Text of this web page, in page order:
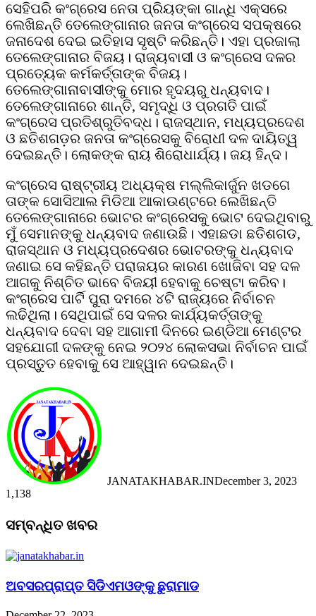
ସେହିପରି କଂଗ୍ରେସ ନେତା ପ୍ରିୟଙ୍କା ଗାନ୍ଧି ଏକ୍ସରେ
ଲେଖିଛନ୍ତି ତେଲେଙ୍ଗାନାର ଜନତା କଂଗ୍ରେସ ସପକ୍ଷରେ
ଜନାଦେଶ ଦେଇ ଇତିହାସ ସୃଷ୍ଟି କରିଛନ୍ତି। ଏହା ପ୍ରଜାଲା
ତେଲେଙ୍ଗାନାର ବିଜୟ। ରାଜ୍ୟବାସୀ ଓ କଂଗ୍ରେସ ଦଳର
ପ୍ରତ୍ୟେକ କର୍ମକର୍ତ୍ତାଙ୍କ ବିଜୟ।
ତେଲେଙ୍ଗାନାବାସୀଙ୍କୁ ମୋର ହୃଦୟରୁ ଧନ୍ୟବାଦ।
ତେଲେଙ୍ଗାନାରେ ଶାନ୍ତି, ସମୃଦ୍ଧି ଓ ପ୍ରଗତି ପାଇଁ
କଂଗ୍ରେସ ପ୍ରତିଶ୍ରୁତିବଦ୍ଧ। ରାଜସ୍ଥାନ, ମଧ୍ୟପ୍ରଦେଶ
ଓ ଛତିଶଗଡ଼ର ଜନତା କଂଗ୍ରେସକୁ ବିରୋଧୀ ଦଳ ଦାୟିତ୍ୱ
ଦେଇଛନ୍ତି। ଲୋକଙ୍କ ରାୟ ଶିରୋଧାର୍ଯ୍ୟ। ଜୟ ହିନ୍ଦ।
କଂଗ୍ରେସ ରାଷ୍ଟ୍ରୀୟ ଅଧ୍ୟକ୍ଷ ମଲ୍ଲିକାର୍ଜୁନ ଖଡଗେ
ତାଙ୍କ ସୋସିଆଲ ମିଡିଆ ଆକାଉଣ୍ଟରେ ଲେଖିଛନ୍ତି
ତେଲେଙ୍ଗାନାରେ ଭୋଟର କଂଗ୍ରେସକୁ ଭୋଟ ଦେଇଥିବାରୁ
ମୁଁ ସେମାନଙ୍କୁ ଧନ୍ୟବାଦ ଜଣାଉଛି। ଏହାଛଡା ଛତିଶଗଡ,
ରାଜସ୍ଥାନ ଓ ମଧ୍ୟପ୍ରଦେଶର ଭୋଟରଙ୍କୁ ଧନ୍ୟବାଦ
ଜଣାଇ ସେ କହିଛନ୍ତି ପରାଜୟର କାରଣ ଖୋଜିବା ସହ ଦଳ
ଆଗକୁ ନିଶ୍ଚିତ ଭାବେ ବିଜୟୀ ହେବାକୁ ଚେଷ୍ଟା କରିବ।
କଂଗ୍ରେସ ପାର୍ଟି ପୁରା ଦମରେ ୪ଟି ରାଜ୍ୟରେ ନିର୍ବାଚନ
ଲଢିଥିଲା। ସେଥିପାଇଁ ସେ ଦଳର କାର୍ଯ୍ୟକର୍ତ୍ତାଙ୍କୁ
ଧନ୍ୟବାଦ ଦେବା ସହ ଆଗାମୀ ଦିନରେ ଇଣ୍ଡିଆ ମେଣ୍ଟର
ସହଯୋଗୀ ଦଳଙ୍କୁ ନେଇ ୨୦୨୪ ଲୋକସଭା ନିର୍ବାଚନ ପାଇଁ
ପ୍ରସ୍ତୁତ ହେବାକୁ ସେ ଆହ୍ୱାନ ଦେଇଛନ୍ତି।
JANATAKHABAR.INDecember 3, 2023
1,138
ସମ୍ବନ୍ଧିତ ଖବର
ଅବସରପ୍ରାପ୍ତ ସିଡିଏମଓଙ୍କୁ ଛୁରାମାଡ